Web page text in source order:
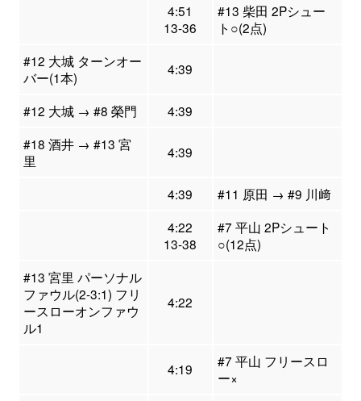
4:51
13-36
#13 柴田 2Pシュー
ト○(2点)
#12 大城 ターンオー
バー(1本)
4:39
#12 大城 → #8 榮門
4:39
#18 酒井 → #13 宮
里
4:39
4:39
#11 原田 → #9 川﨑
4:22
13-38
#7 平山 2Pシュート
○(12点)
#13 宮里 パーソナル
ファウル(2-3:1) フリ
ースローオンファウ
ル1
4:22
4:19
#7 平山 フリースロ
ー×